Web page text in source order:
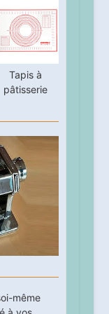
Tapis à
pâtisserie
même